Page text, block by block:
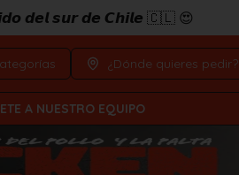
𝙙𝙚𝙡 𝙨𝙪𝙧 𝙙𝙚 𝘾𝙝𝙞𝙡𝙚 🇨🇱 😍
¿Dónde quieres pedir?
A NUESTRO EQUIPO